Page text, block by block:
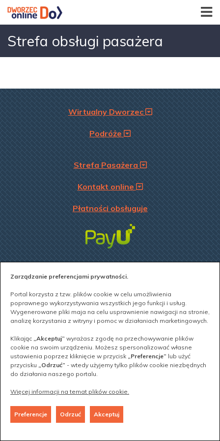
Strefa obsługi pasażera
Wirtualny Dworzec
Podróże
Strefa Pasażera
Kontakt online
Płatności obsługuje
Wersja: 1.10.746 | Ostatnia aktualizacja : niedziela, 26 lipca
Zarządzanie preferencjami prywatności.
Portal korzysta z tzw. plików cookie w celu umożliwienia
poprawnego wykorzystywania wszystkich jego funkcji i usług.
Wygenerowane pliki maja na celu usprawnienie nawigacji na stronie,
analizę korzystania z witryny i pomoc w działaniach marketingowych.
Klikając „Akceptuj” wyrażasz zgodę na przechowywanie plików
cookie na swoim urządzeniu. Możesz spersonalizować własne
ustawienia poprzez kliknięcie w przycisk „Preferencje” lub użyć
przycisku „Odrzuć” - wtedy użyjemy tylko plików cookie niezbędnych
do działania naszego portalu.
Więcej informacji na temat plików cookie.
Preferencje Odrzuć Akceptuj